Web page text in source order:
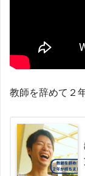
教師を辞めて２